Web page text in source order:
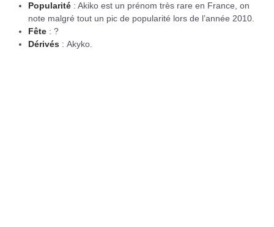
Popularité : Akiko est un prénom très rare en France, on
note malgré tout un pic de popularité lors de l’année 2010.
Fête : ?
Dérivés : Akyko.